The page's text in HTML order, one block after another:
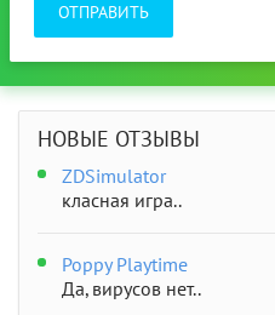
ОТПРАВИТЬ
НОВЫЕ ОТЗЫВЫ
ZDSimulator
класная игра..
Poppy Playtime
Да, вирусов нет..